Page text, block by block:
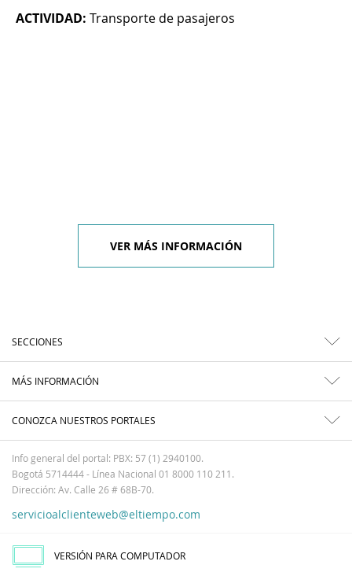
ACTIVIDAD: Transporte de pasajeros
VER MÁS INFORMACIÓN
SECCIONES
MÁS INFORMACIÓN
CONOZCA NUESTROS PORTALES
Info general del portal: PBX: 57 (1) 2940100.
Bogotá 5714444 - Línea Nacional 01 8000 110 211.
Dirección: Av. Calle 26 # 68B-70.
servicioalclienteweb@eltiempo.com
VERSIÓN PARA COMPUTADOR